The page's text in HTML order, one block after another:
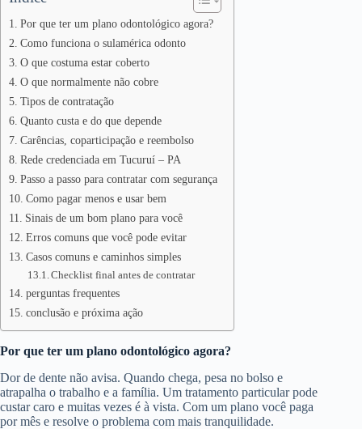
Por que ter um plano odontológico agora?
Como funciona o sulamérica odonto
O que costuma estar coberto
O que normalmente não cobre
Tipos de contratação
Quanto custa e do que depende
Carências, coparticipação e reembolso
Rede credenciada em Tucuruí – PA
Passo a passo para contratar com segurança
Como pagar menos e usar bem
Sinais de um bom plano para você
Erros comuns que você pode evitar
Casos comuns e caminhos simples
Checklist final antes de contratar
perguntas frequentes
conclusão e próxima ação
Por que ter um plano odontológico agora?
Dor de dente não avisa. Quando chega, pesa no bolso e
atrapalha o trabalho e a família. Um tratamento particular pode
custar caro e muitas vezes é à vista. Com um plano você paga
por mês e resolve o problema com mais tranquilidade.